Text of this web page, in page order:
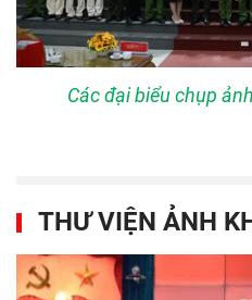
Các đại biểu chụp
THƯ VIỆN ẢNH